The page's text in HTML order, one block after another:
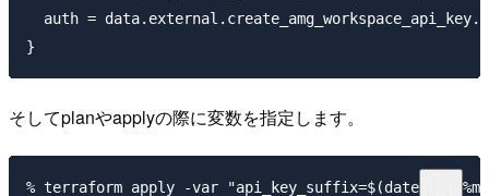
auth =
そしてplanやapplyの際に変数を指定します。